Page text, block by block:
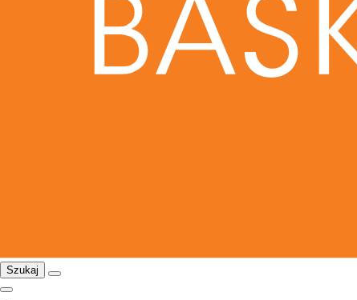
Szukaj